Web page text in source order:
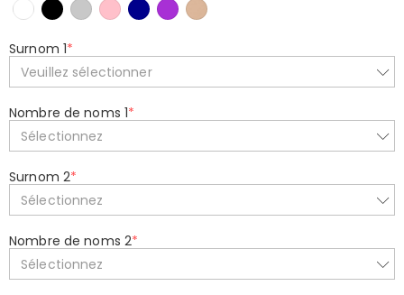
Surnom 1*
Veuillez sélectionner
Nombre de noms 1*
Sélectionnez
Surnom 2*
Sélectionnez
Nombre de noms 2*
Sélectionnez